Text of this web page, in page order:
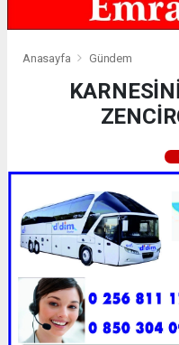
Anasayfa Gündem